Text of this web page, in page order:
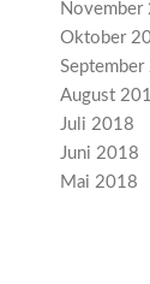
November
Oktober
August
Juli 2018
Juni 2018
Mai 2018